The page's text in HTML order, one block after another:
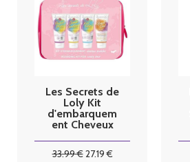
Les Secrets de
Loly Kit
d'embarquem
ent Cheveux
33.99€27.19€